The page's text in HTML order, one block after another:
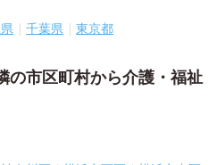
千葉県 東京都
の市区町村から介護・福祉